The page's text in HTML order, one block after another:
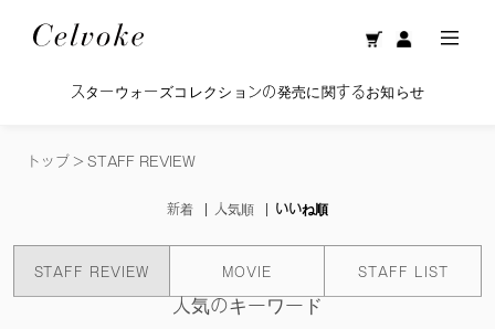
スターウォーズコレクションの発売に関するお知らせ
トップ > STAFF REVIEW
新着 人気順 いいね順
STAFF REVIEW MOVIE STAFF LIST
人気のキーワード